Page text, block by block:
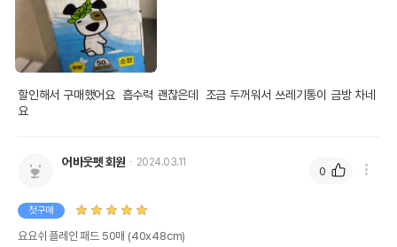
할인해서 구매했어요  흡수력 괜찮은데  조금 두꺼워서 쓰레기통이 금방 차네
요
어바웃펫 회원 2024.03.11
첫구매
요요쉬 플레인 패드 50매 (40x48cm)
0